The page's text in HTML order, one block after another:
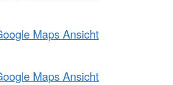
Maps Ansicht
Maps Ansicht